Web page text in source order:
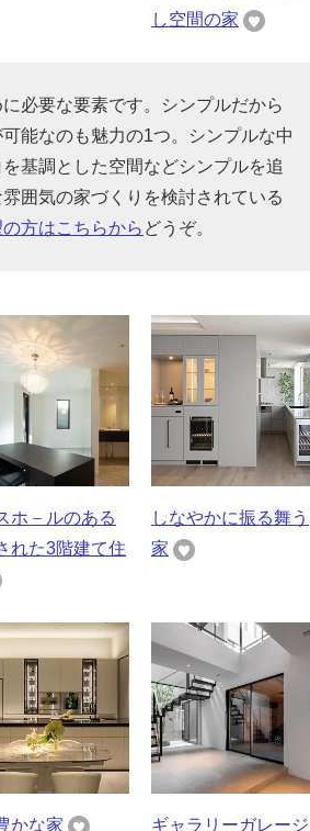
し空間の家
必要な要素です。シンプルだから
能なのも魅力の1つ。シンプルな中
基調とした空間などシンプルを追
囲気の家づくりを検討されている
の方はこちらから どうぞ。
ホ－ルのある
れた3階建て住
しなやかに振る舞う
家
かな家 ギャラリーガレージ